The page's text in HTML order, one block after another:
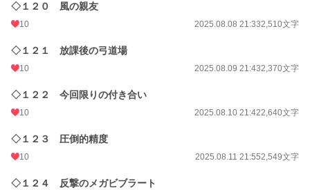
◇１２０ 風の親友
10 2025.08.08 21:332,510文字
◇１２１ 放課後の弓道場
10 2025.08.09 21:432,370文字
◇１２２ 今回限りの付き合い
10 2025.08.10 21:422,640文字
◇１２３ 圧倒的精度
10 2025.08.11 21:552,549文字
◇１２４ 反撃のメガビブラート